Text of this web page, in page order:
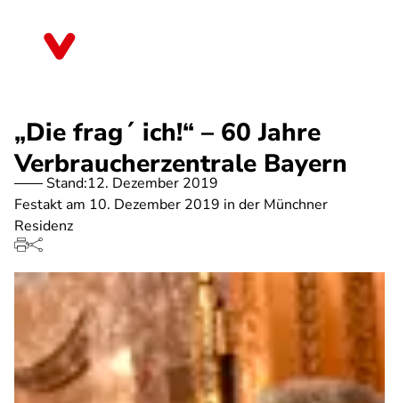
„Die frag´ ich!“ – 60 Jahre
Verbraucherzentrale Bayern
Stand:12. Dezember 2019
Festakt am 10. Dezember 2019 in der Münchner
Residenz